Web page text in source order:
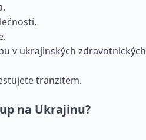
v ukrajinských zdravotnických
tranzitem.
na Ukrajinu?